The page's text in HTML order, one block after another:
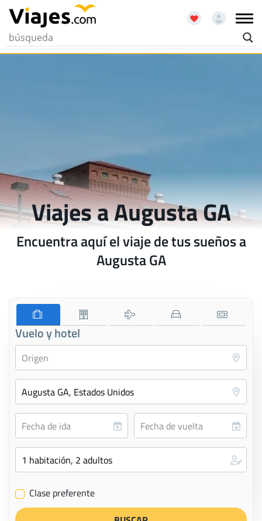
Viajes a Augusta GA
Encuentra aquí el viaje de tus sueños a
Augusta GA
Vuelo y hotel
✔ Clase preferente